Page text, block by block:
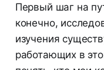
Первый шаг на
конечно,
изучения
работающих в